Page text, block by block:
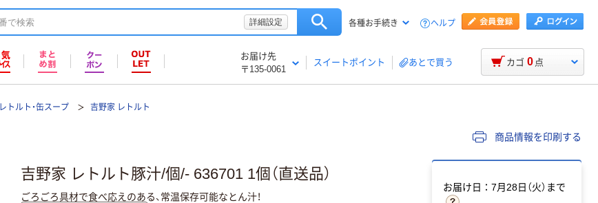
詳細設定 各種お手続き ヘルプ
お届け先
〒135-0061
スイートポイント あとで買う カゴ 0 点
レトルト・缶スープ 吉野家 レトルト
商品情報を印刷する
吉野家 レトルト豚汁/個/- 636701 1個（直送品）
ごろごろ具材で食べ応えのある、常温保存可能なとん汁！
お届け日：7月28日（火）まで